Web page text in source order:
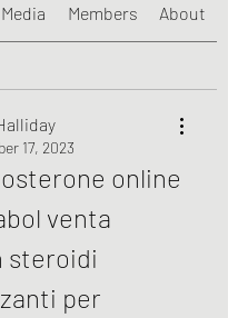
Media Members About
17, 2023
online
venta
steroidi
per